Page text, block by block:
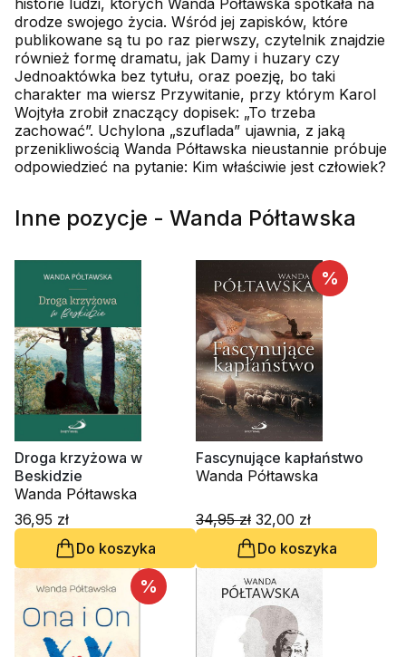
historie ludzi, których Wanda Półtawska spotkała na
drodze swojego życia. Wśród jej zapisków, które
publikowane są tu po raz pierwszy, czytelnik znajdzie
również formę dramatu, jak Damy i huzary czy
Jednoaktówka bez tytułu, oraz poezję, bo taki
charakter ma wiersz Przywitanie, przy którym Karol
Wojtyła zrobił znaczący dopisek: „To trzeba
zachować”. Uchylona „szuflada” ujawnia, z jaką
przenikliwością Wanda Półtawska nieustannie próbuje
odpowiedzieć na pytanie: Kim właściwie jest człowiek?
Inne pozycje - Wanda Półtawska
Droga krzyżowa w
Beskidzie
Wanda Półtawska
36,95 zł
Do koszyka
%
Fascynujące kapłaństwo
Wanda Półtawska
34,95 zł 32,00 zł
Do koszyka
%